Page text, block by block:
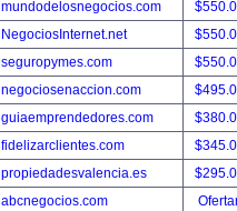
mundodelosnegocios.com
NegociosInternet.net
seguropymes.com
negociosenaccion.com
guiaemprendedores.com
fidelizarclientes.com
propiedadesvalencia.es
abcnegocios.com